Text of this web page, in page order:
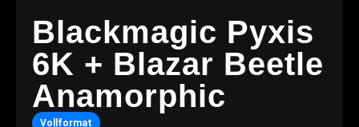
Blackmagic Pyxis
6K + Blazar Beetle
Anamorphic
Vollformat